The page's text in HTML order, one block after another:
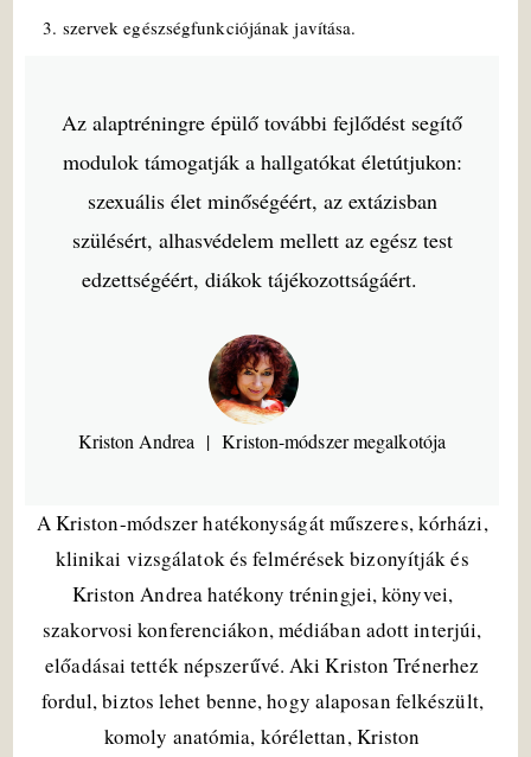
3. szervek egészségfunkciójának javítása.
Az alaptréningre épülő további fejlődést segítő
modulok támogatják a hallgatókat életútjukon:
szexuális élet minőségéért, az extázisban
szülésért, alhasvédelem mellett az egész test
edzettségéért, diákok tájékozottságáért.
Kriston Andrea Kriston-módszer megalkotója
A Kriston-módszer hatékonyságát műszeres, kórházi,
klinikai vizsgálatok és felmérések bizonyítják és
Kriston Andrea hatékony tréningjei, könyvei,
szakorvosi konferenciákon, médiában adott interjúi,
előadásai tették népszerűvé. Aki Kriston Trénerhez
fordul, biztos lehet benne, hogy alaposan felkészült,
komoly anatómia, kórélettan, Kriston